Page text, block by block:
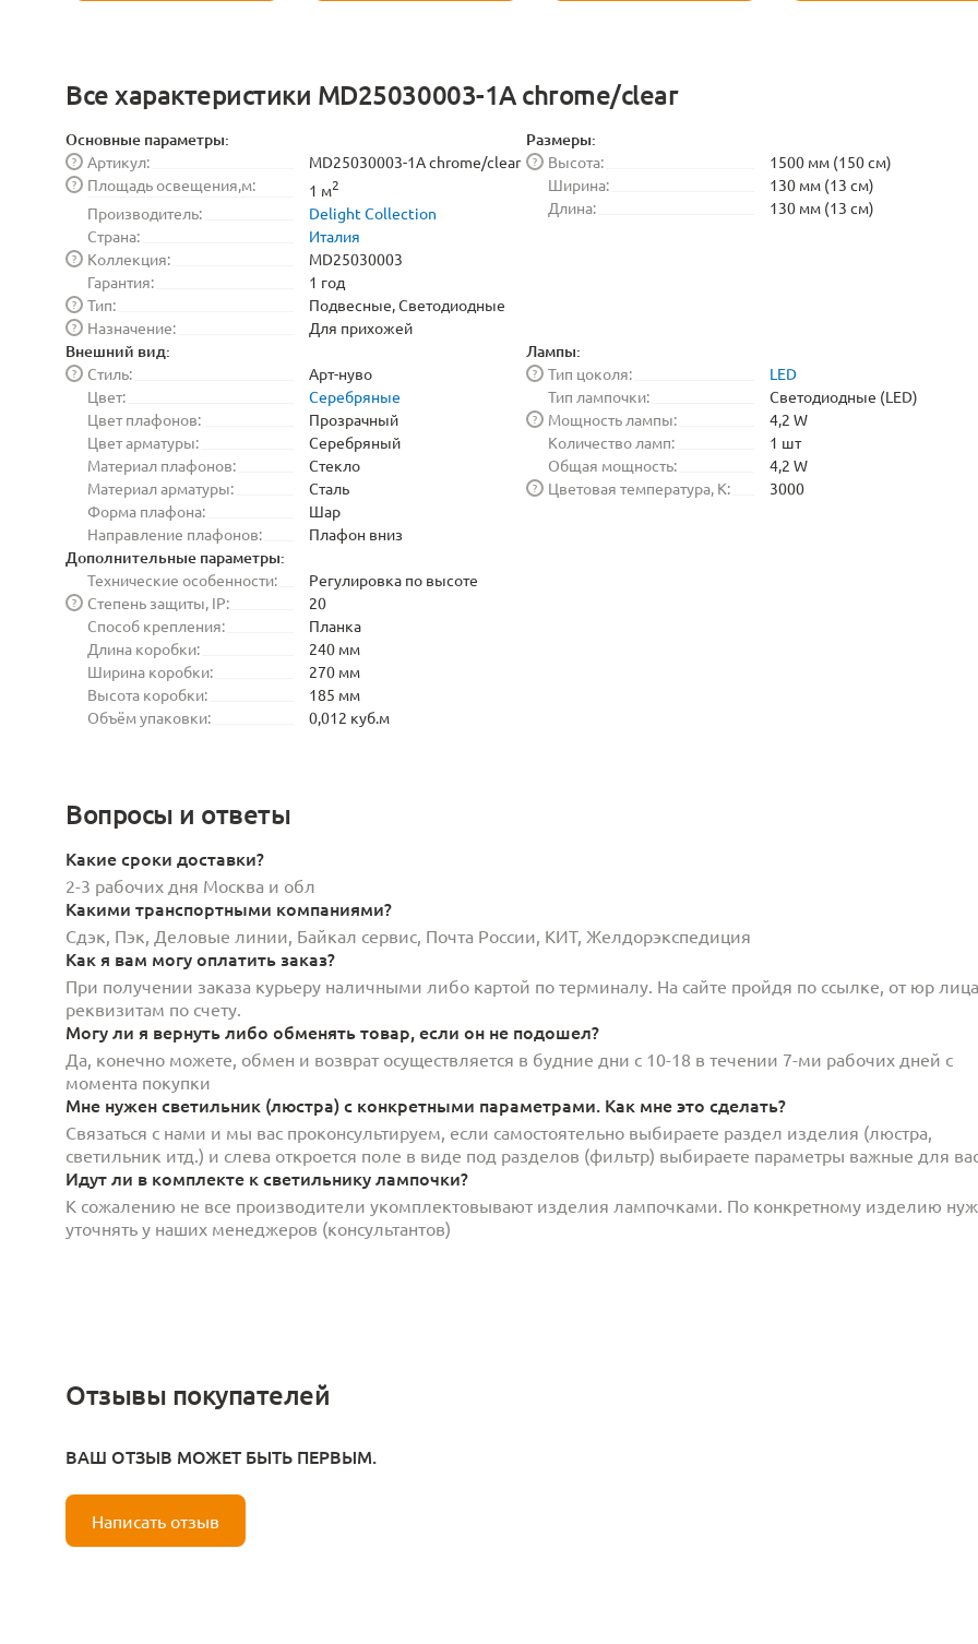
Все характеристики MD25030003-1A chrome/clear
Основные параметры:
Артикул:
?
MD25030003-1A chrome/clear
Площадь освещения,м:
? 1 м2
Производитель:
Delight Collection
Страна:
Италия
Коллекция:
?
MD25030003
Гарантия:
1 год
Тип:
?
Подвесные, Светодиодные
Назначение:
? Для прихожей
Размеры:
Высота:
?
1500 мм (150 см)
Ширина:
130 мм (13 см)
Длина:
130 мм (13 см)
Внешний вид:
Стиль:
?
Арт-нуво
Цвет:
Серебряные
Цвет плафонов:
Прозрачный
Цвет арматуры:
Серебряный
Материал плафонов:
Стекло
Материал арматуры:
Сталь
Форма плафона:
Шар
Направление плафонов:
Плафон вниз
Лампы:
Тип цоколя:
?
LED
Тип лампочки:
Светодиодные (LED)
Мощность лампы:
?
4,2 W
Количество ламп:
1 шт
Общая мощность:
4,2 W
Цветовая температура, K:
? 3000
Дополнительные параметры:
Технические особенности:
Регулировка по высоте
Степень защиты, IP:
?
20
Способ крепления:
Планка
Длина коробки:
240 мм
Ширина коробки:
270 мм
Высота коробки:
185 мм
Объём упаковки:
0,012 куб.м
Вопросы и ответы
Какие сроки доставки?
2-3 рабочих дня Москва и обл
Какими транспортными компаниями?
Сдэк, Пэк, Деловые линии, Байкал сервис, Почта России, КИТ, Желдорэкспедиция
Как я вам могу оплатить заказ?
При получении заказа курьеру наличными либо картой по терминалу. На сайте пройдя по ссылке, от юр
реквизитам по счету.
Могу ли я вернуть либо обменять товар, если он не подошел?
Да, конечно можете, обмен и возврат осуществляется в будние дни с 10-18 в течении 7-ми рабочих дней с
момента покупки
Мне нужен светильник (люстра) с конкретными параметрами. Как мне это сделать?
Связаться с нами и мы вас проконсультируем, если самостоятельно выбираете раздел изделия (люстра,
светильник итд.) и слева откроется поле в виде под разделов (фильтр) выбираете параметры важные для
Идут ли в комплекте к светильнику лампочки?
К сожалению не все производители укомплектовывают изделия лампочками. По конкретному изделию
уточнять у наших менеджеров (консультантов)
Отзывы покупателей
ВАШ ОТЗЫВ МОЖЕТ БЫТЬ ПЕРВЫМ.
Написать отзыв